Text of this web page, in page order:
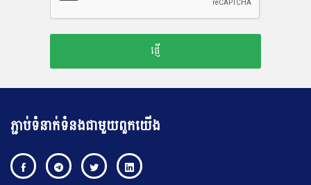
ភ្ជាប់ទំនាក់ទំនងជាមួយពួកយើង